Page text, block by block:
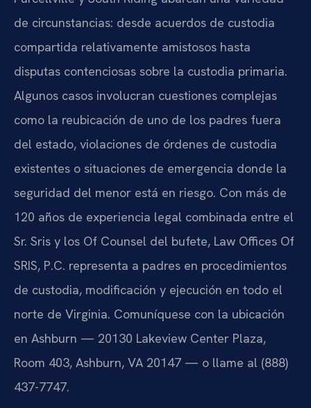
de circunstancias: desde acuerdos de custodia
compartida relativamente amistosos hasta
disputas contenciosas sobre la custodia primaria.
Algunos casos involucran cuestiones complejas
como la reubicación de uno de los padres fuera
del estado, violaciones de órdenes de custodia
existentes o situaciones de emergencia donde la
seguridad del menor está en riesgo. Con más de
120 años de experiencia legal combinada entre el
Sr. Sris y los Of Counsel del bufete, Law Offices Of
SRIS, P.C. representa a padres en procedimientos
de custodia, modificación y ejecución en todo el
norte de Virginia. Comuníquese con la ubicación
en Ashburn — 20130 Lakeview Center Plaza,
Room 403, Ashburn, VA 20147 — o llame al (888)
437-7747.